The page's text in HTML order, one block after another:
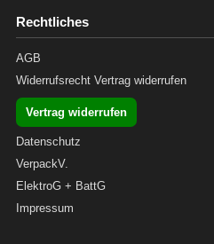
Rechtliches
AGB
Widerrufsrecht Vertrag widerrufen
Vertrag widerrufen
Datenschutz
VerpackV.
ElektroG + BattG
Impressum